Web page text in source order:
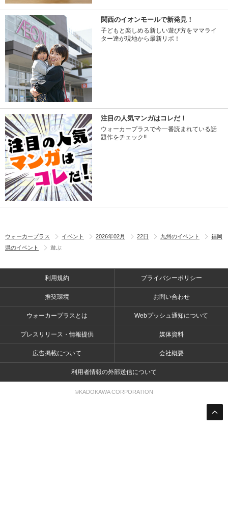
関西のイオンモールで新発見！
子どもと楽しめる新しい遊び方をママライ
ター達が現地から最新リポ！
注目の人気マンガはコレだ！
ウォーカープラスで今一番読まれている話
題作をチェック!!
ウォーカープラス イベント 2026年02月 22日 九州のイベント
福岡
県のイベント
遊ぶ
利用規約 プライバシーポリシー
推奨環境 お問い合わせ
ウォーカープラスとは Webプッシュ通知について
プレスリリース・情報提供 媒体資料
広告掲載について 会社概要
利用者情報の外部送信について
©KADOKAWA CORPORATION